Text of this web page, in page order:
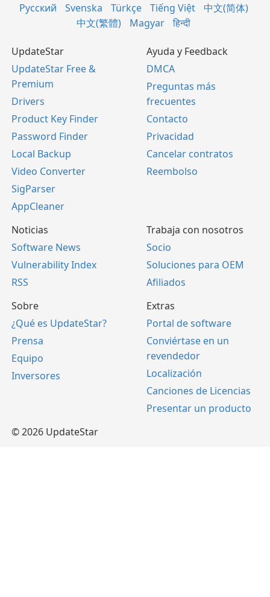
Русский
Svenska Türkçe Tiếng Việt
中文(简体)
中文(繁體)
Magyar हिन्दी
UpdateStar
UpdateStar Free &
Premium
Drivers
Product Key Finder
Password Finder
Local Backup
Video Converter
SigParser
AppCleaner
Ayuda y Feedback
DMCA
Preguntas más
frecuentes
Contacto
Privacidad
Cancelar contratos
Reembolso
Noticias
Software News
Vulnerability Index
RSS
Trabaja con nosotros
Socio
Soluciones para OEM
Afiliados
Sobre
¿Qué es UpdateStar?
Prensa
Equipo
Inversores
Extras
Portal de software
Conviértase en un
revendedor
Localización
Canciones de Licencias
Presentar un producto
© 2026 UpdateStar